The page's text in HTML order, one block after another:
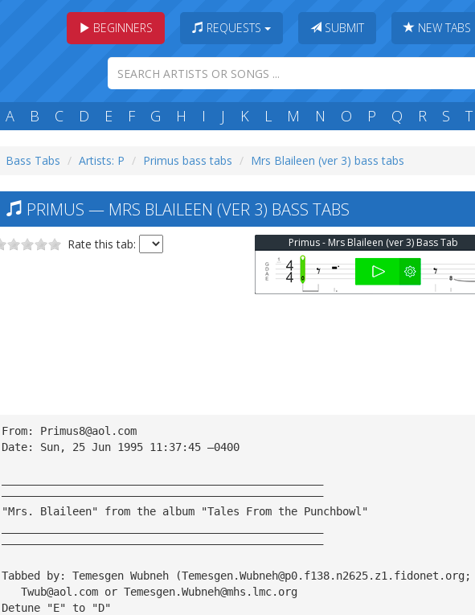
BEGINNERS REQUESTS SUBMIT NEW TABS
A B C D E F G H I J K L M N O P Q R S T
Bass Tabs Artists: P Primus bass tabs Mrs Blaileen (ver 3) bass tabs
PRIMUS — MRS BLAILEEN (VER 3) BASS TABS
Rate this tab: Primus - Mrs Blaileen (ver 3) Bass Tab
From: Primus8@aol.com
Date: Sun, 25 Jun 1995 11:37:45 —0400
——————————————————————————————————————————————————
"Mrs. Blaileen" from the album "Tales From the Punchbowl"
——————————————————————————————————————————————————
Tabbed by: Temesgen Wubneh (Temesgen.Wubneh@p0.f138.n2625.z1.fidonet.org
Twub@aol.com or Temesgen.Wubneh@mhs.lmc.org
Detune "E" to "D"